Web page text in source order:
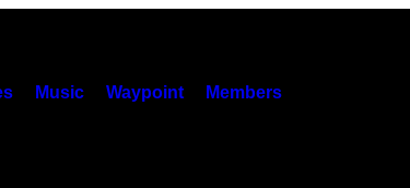
Music Waypoint Members